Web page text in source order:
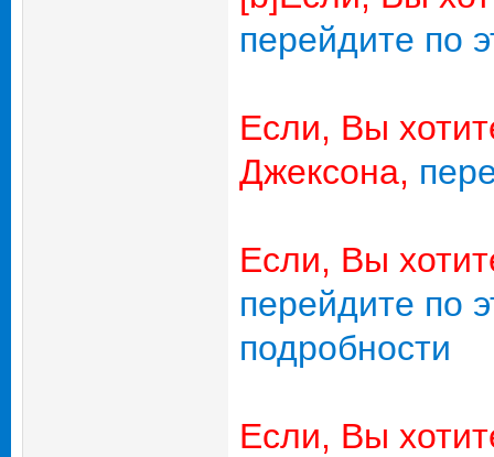
перейдите по
Если, Вы
Джексона,
Если, Вы
перейдите по
подробности
Если, Вы